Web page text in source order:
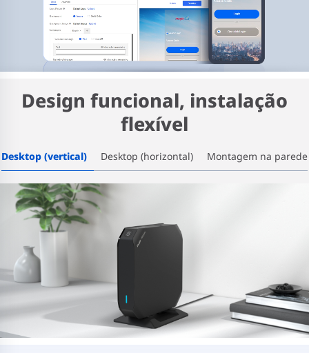
Design funcional, instalação
flexível
Desktop (vertical) Desktop (horizontal) Montagem na parede